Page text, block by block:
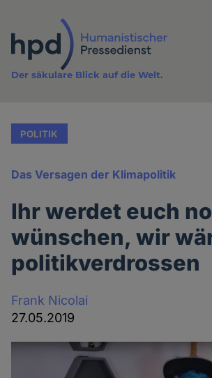
Inhalt
Der säkulare Blick auf die Welt.
POLITIK
Das Versagen der Klimapolitik
Ihr werdet euch
wünschen, wir
politikverdrossen
Frank Nicolai
27.05.2019